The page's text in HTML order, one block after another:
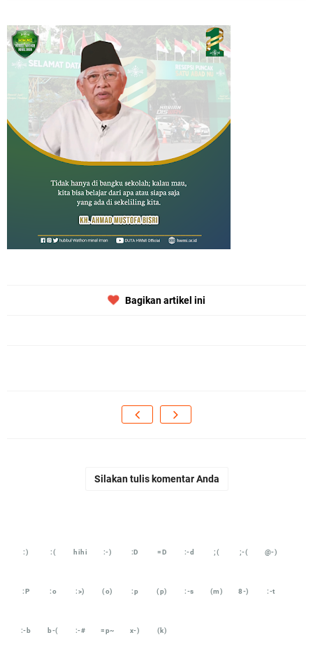
Bagikan artikel ini
Silakan tulis komentar Anda
:) :( hihi :-) :D =D :-d ;( ;-( @-)
:P :o :>) (o) :p (p) :-s (m) 8-) :-t
:-b b-( :-# =p~ x-) (k)